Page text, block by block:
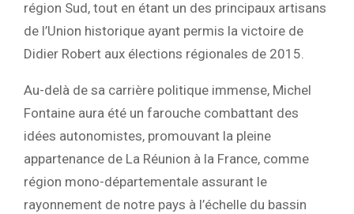
région Sud, tout en étant un des principaux artisans
de l’Union historique ayant permis la victoire de
Didier Robert aux élections régionales de 2015.
Au-delà de sa carrière politique immense, Michel
Fontaine aura été un farouche combattant des
idées autonomistes, promouvant la pleine
appartenance de La Réunion à la France, comme
région mono-départementale assurant le
rayonnement de notre pays à l’échelle du bassin